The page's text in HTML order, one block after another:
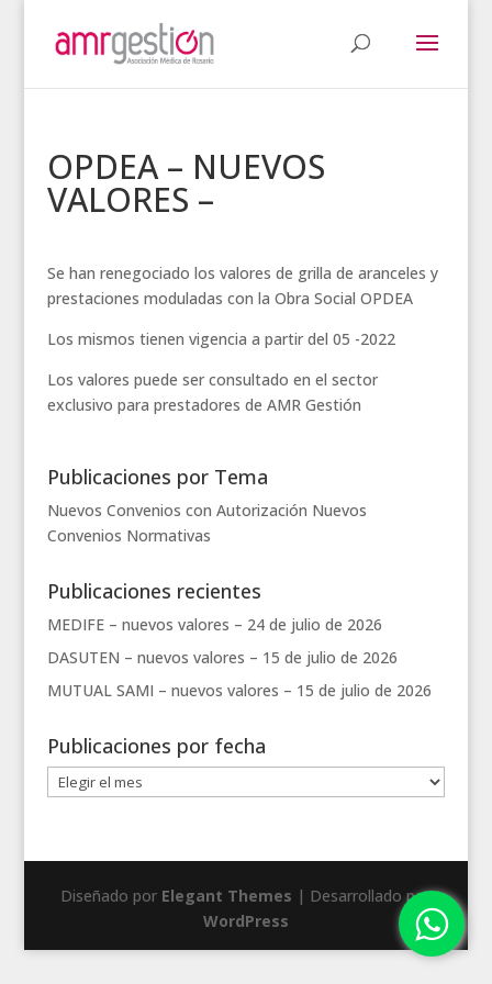
OPDEA – NUEVOS
VALORES –
Se han renegociado los valores de grilla de aranceles y
prestaciones moduladas con la Obra Social OPDEA
Los mismos tienen vigencia a partir del 05 -2022
Los valores puede ser consultado en el sector
exclusivo para prestadores de AMR Gestión
Publicaciones por Tema
Nuevos Convenios con Autorización Nuevos
Convenios Normativas
Publicaciones recientes
MEDIFE – nuevos valores – 24 de julio de 2026
DASUTEN – nuevos valores – 15 de julio de 2026
MUTUAL SAMI – nuevos valores – 15 de julio de 2026
Publicaciones por fecha
Publicaciones
por
Diseñado por Elegant Themes | Desarrollado por
WordPress